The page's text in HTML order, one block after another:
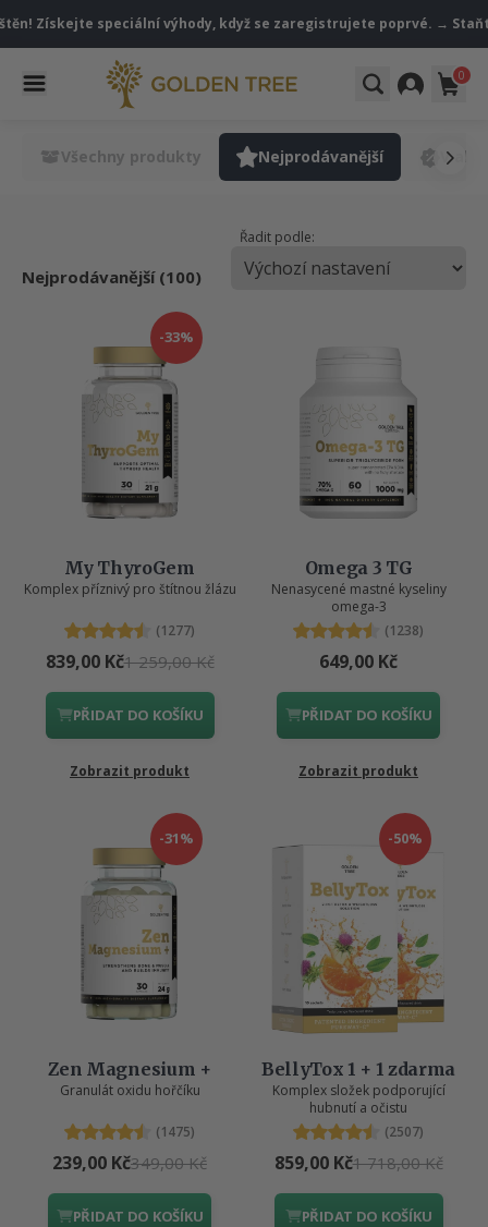
Získejte speciální výhody, když se zaregistrujete poprvé. → Staňte
0
Všechny produkty Nejprodávanější V akci
Nejprodávanější (100)
Řadit podle:
-33%
My ThyroGem
Komplex příznivý pro štítnou žlázu
(1277)
839,00 Kč1 259,00 Kč
PŘIDAT DO KOŠÍKU
Zobrazit produkt
Omega 3 TG
Nenasycené mastné kyseliny
omega-3
(1238)
649,00 Kč
PŘIDAT DO KOŠÍKU
Zobrazit produkt
-31%
Zen Magnesium +
Granulát oxidu hořčíku
(1475)
239,00 Kč349,00 Kč
PŘIDAT DO KOŠÍKU
-50%
BellyTox 1 + 1 zdarma
Komplex složek podporující
hubnutí a očistu
(2507)
859,00 Kč1 718,00 Kč
PŘIDAT DO KOŠÍKU